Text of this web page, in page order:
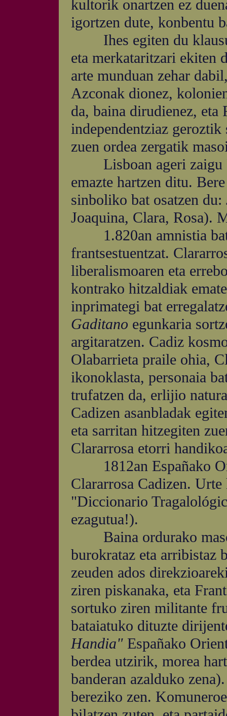
kultorik onartzen ez
igortzen dute, konbentu
Ihes egiten du
eta merkataritzari ekiten
arte munduan zehar
Azconak dionez,
da, baina dirudienez,
independentziaz
zuen ordea zergatik
Lisboan ageri zaigu
emazte hartzen ditu.
sinboliko bat osatzen du:
Joaquina, Clara, Rosa).
1.820an amnistia bat
frantsestuentzat.
liberalismoaren eta
kontrako hitzaldiak
inprimategi bat
Gaditano egunkaria
argitaratzen. Cadiz
Olabarrieta praile ohia,
ikonoklasta, personaia
trufatzen da, erlijio
Cadizen asanbladak
eta sarritan hitzegiten
Clararrosa etorri
1812an Españako
Clararrosa Cadizen.
"Diccionario
ezagutua!).
Baina ordurako
burokrataz eta arribistaz
zeuden ados
ziren piskanaka, eta
sortuko ziren militante
bataiatuko dituzte
Handia" Españako
berdea utzirik, morea
banderan azalduko
bereziko zen.